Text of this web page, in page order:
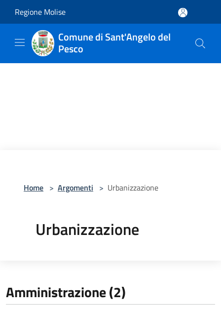
Regione Molise
Comune di Sant'Angelo del
Pesco
Home > Argomenti > Urbanizzazione
Urbanizzazione
Amministrazione (2)